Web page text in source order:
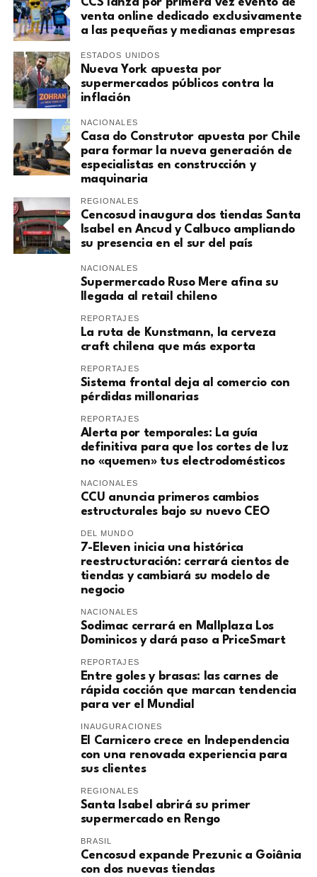
CCS lanza por primera vez evento de
venta online dedicado exclusivamente
a las pequeñas y medianas empresas
ESTADOS UNIDOS
Nueva York apuesta por
supermercados públicos contra la
inflación
NACIONALES
Casa do Construtor apuesta por Chile
para formar la nueva generación de
especialistas en construcción y
maquinaria
REGIONALES
Cencosud inaugura dos tiendas Santa
Isabel en Ancud y Calbuco ampliando
su presencia en el sur del país
NACIONALES
Supermercado Ruso Mere afina su
llegada al retail chileno
REPORTAJES
La ruta de Kunstmann, la cerveza
craft chilena que más exporta
REPORTAJES
Sistema frontal deja al comercio con
pérdidas millonarias
REPORTAJES
Alerta por temporales: La guía
definitiva para que los cortes de luz
no «quemen» tus electrodomésticos
NACIONALES
CCU anuncia primeros cambios
estructurales bajo su nuevo CEO
DEL MUNDO
7-Eleven inicia una histórica
reestructuración: cerrará cientos de
tiendas y cambiará su modelo de
negocio
NACIONALES
Sodimac cerrará en Mallplaza Los
Dominicos y dará paso a PriceSmart
REPORTAJES
Entre goles y brasas: las carnes de
rápida cocción que marcan tendencia
para ver el Mundial
INAUGURACIONES
El Carnicero crece en Independencia
con una renovada experiencia para
sus clientes
REGIONALES
Santa Isabel abrirá su primer
supermercado en Rengo
BRASIL
Cencosud expande Prezunic a Goiânia
con dos nuevas tiendas